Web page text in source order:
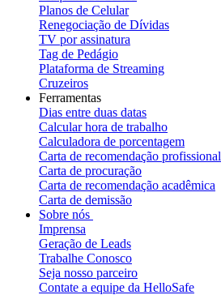
Planos de Celular
Renegociação de Dívidas
TV por assinatura
Tag de Pedágio
Plataforma de Streaming
Cruzeiros
Ferramentas
Dias entre duas datas
Calcular hora de trabalho
Calculadora de porcentagem
Carta de recomendação profissional
Carta de procuração
Carta de recomendação acadêmica
Carta de demissão
Sobre nós
Imprensa
Geração de Leads
Trabalhe Conosco
Seja nosso parceiro
Contate a equipe da HelloSafe